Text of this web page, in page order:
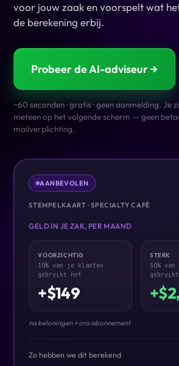
voor jouw zaak en voorspelt wat
de berekening erbij.
Probeer de AI-adviseur →
~60 seconden · gratis · geen aanmelding. Je
meteen op het volgende scherm — geen
mailverplichting.
AANBEVOLEN
STEMPELKAART · SPECIALTY CAFÉ
GELD IN JE ZAK, PER MAAND
VOORZICHTIG
10% van je klanten
gebruikt het
+$149
STERK
50%
na beloningen + ons abonnement
Zo hebben we dit berekend